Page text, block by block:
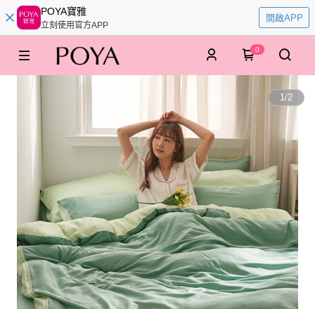
POYA寶雅
立刻使用官方APP
開啟APP
0
1/2